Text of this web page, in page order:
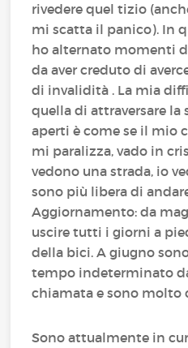
rivedere quel tizio
mi scatta il panico). In
ho alternato momenti
da aver creduto di
di invalidità . La mia
quella di attraversare la
aperti è come se il mio
mi paralizza, vado in
vedono una strada, io
sono più libera di
Aggiornamento: da
uscire tutti i giorni a
della bici. A giugno
tempo indeterminato
chiamata e sono molto
Sono attualmente in